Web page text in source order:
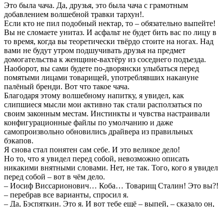
Это была чача. Да, друзья, это была чача с грамотным
добавлением волшебной травки тархун!.
Если кто не пил подобный нектар, то – обязательно выпейте!
Вы не сломаете унитаз. И асфальт не будет бить вас по лицу в
то время, когда вы теоретически твёрдо стоите на ногах. Над
вами не будут утром подшучивать друзья на предмет
домогательства к женщине-вахтёру из соседнего подъезда.
Наоборот, вы сами будете по-дворянски улыбаться перед
помятыми лицами товарищей, употреблявших накануне
палёный бренди. Вот что такое чача.
Благодаря этому волшебному напитку, я увидел, как
слипшиеся мысли мои активно так стали расползаться по
своим законным местам. Инстинкты и чувства настраивали
конфигурационные файлы по умолчанию и даже
самопроизвольно обновились драйвера из правильных
бэкапов.
Я снова стал понятен сам себе. И это великое дело!
Но то, что я увидел перед собой, невозможно описать
никакими внятными словами. Нет, не так. Того, кого я увидел
перед собой – вот в чём дело.
– Иосиф Виссарионович… Коба… Товарищ Сталин! Это вы?!
– перебрав все варианты, спросил я.
– Да, Бэспяткин. Это я. И вот тебе ещё – выпей, – сказало он,